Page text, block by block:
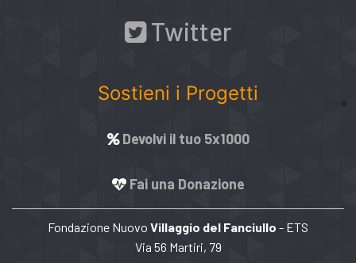
Twitter
Sostieni i Progetti
Devolvi il tuo 5x1000
Fai una Donazione
Fondazione Nuovo Villaggio del Fanciullo - ETS
Via 56 Martiri, 79